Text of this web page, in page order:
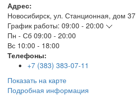
Адрес:
Новосибирск, ул. Станционная, дом 37
График работы: 09:00 - 20:00
Пн - Сб 09:00 - 20:00
Вс 10:00 - 18:00
Телефоны:
+7 (383) 383-07-11
Показать на карте
Подробная информация